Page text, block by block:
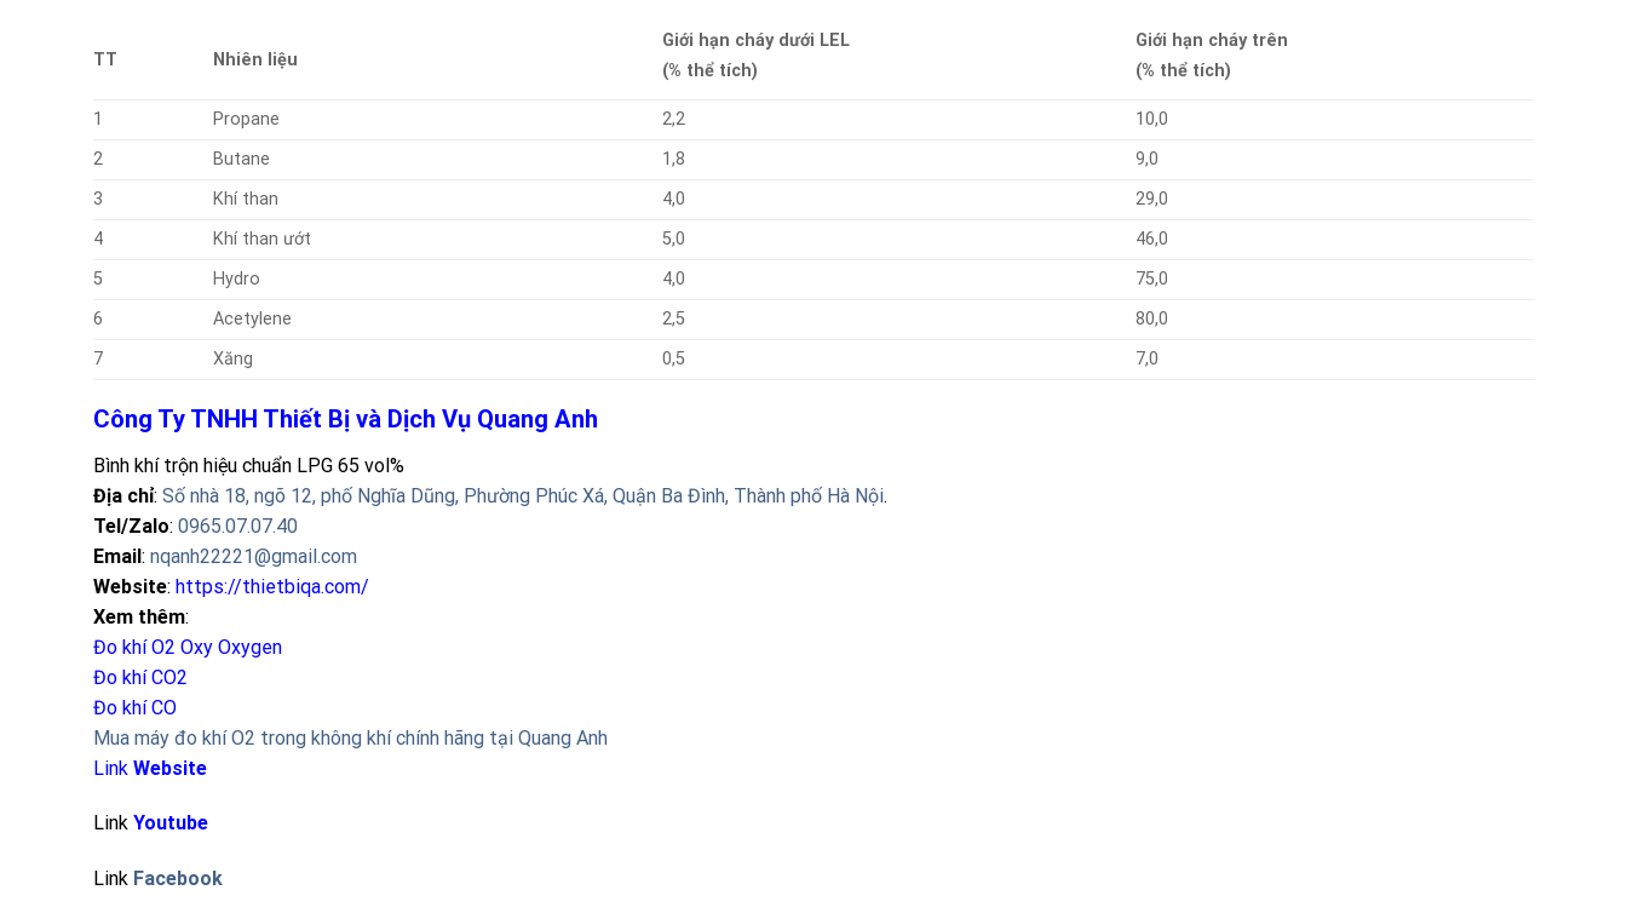
TT Nhiên liệu
Giới hạn cháy dưới LEL
(% thể tích)
Giới hạn cháy trên
(% thể tích)
1 Propane 2,2
10,0
2
Butane 1,8
9,0
3
Khí than 4,0
29,0
4
Khí than ướt 5,0
46,0
5
Hydro 4,0
75,0
6
Acetylene 2,5
80,0
7
Xăng 0,5 7,0
Công Ty TNHH Thiết Bị và Dịch Vụ Quang Anh
Bình khí trộn hiệu chuẩn LPG 65 vol%
Địa chỉ: Số nhà 18, ngõ 12, phố Nghĩa Dũng, Phường Phúc Xá, Quận Ba Đình, Thành phố Hà Nội.
Tel/Zalo: 0965.07.07.40
Email: nqanh22221@gmail.com
Website: https://thietbiqa.com/
Xem thêm:
Đo khí O2 Oxy Oxygen
Đo khí CO2
Đo khí CO
Mua máy đo khí O2 trong không khí chính hãng tại Quang Anh
Link Website
Link Youtube
Link Facebook